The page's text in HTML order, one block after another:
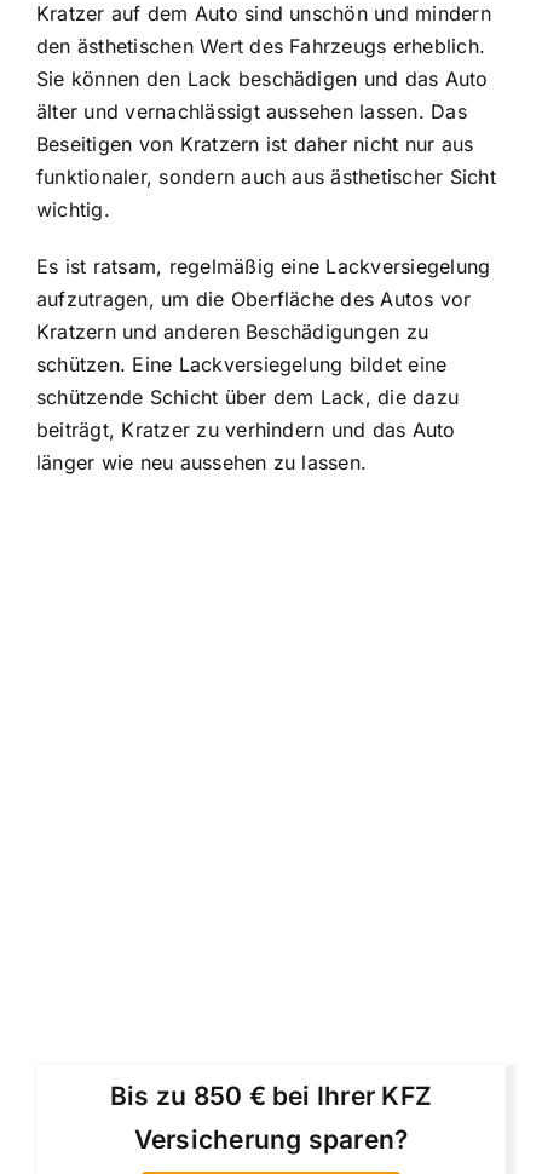
Kratzer auf dem Auto sind unschön und mindern
den ästhetischen Wert des Fahrzeugs erheblich.
Sie können den Lack beschädigen und das Auto
älter und vernachlässigt aussehen lassen. Das
Beseitigen von Kratzern ist daher nicht nur aus
funktionaler, sondern auch aus ästhetischer Sicht
wichtig.
Es ist ratsam, regelmäßig eine Lackversiegelung
aufzutragen, um die Oberfläche des Autos vor
Kratzern und anderen Beschädigungen zu
schützen. Eine Lackversiegelung bildet eine
schützende Schicht über dem Lack, die dazu
beiträgt, Kratzer zu verhindern und das Auto
länger wie neu aussehen zu lassen.
Bis zu 850 € bei Ihrer KFZ
Versicherung sparen?